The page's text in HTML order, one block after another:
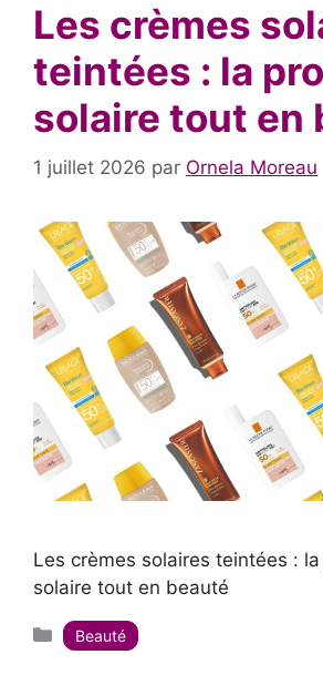
Les crèmes
teintées : la
solaire tout en
1 juillet 2026 par Ornela Moreau
Les crèmes solaires teintées :
solaire tout en beauté
Catégories
Beauté